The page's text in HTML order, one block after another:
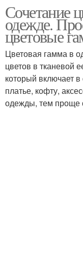
Сочетание
одежде.
цветовые
Цветовая гамма в
цветов в тканевой
который включает в
платье, кофту,
одежды, тем проще